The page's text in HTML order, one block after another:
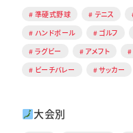
準硬式野球 テニス
ハンドボール
ゴルフ
ラグビー
アメフト
ビーチバレー
サッカー
大会別